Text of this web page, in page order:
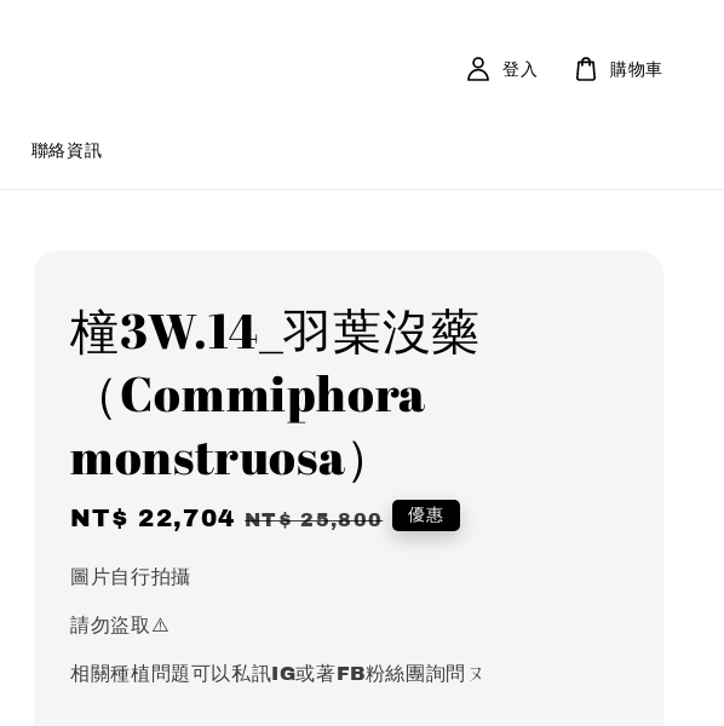
聯絡資訊
登入 購物車
橦3W.14_羽葉沒藥
（Commiphora
monstruosa）
Sale
NT$ 22,704 Regular
NT$ 25,800 優惠
圖片自行拍攝
請勿盜取⚠️
相關種植問題可以私訊IG或著FB粉絲團詢問ㄡ